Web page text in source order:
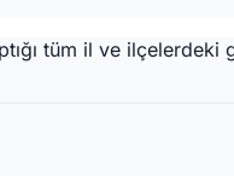
tüm il ve